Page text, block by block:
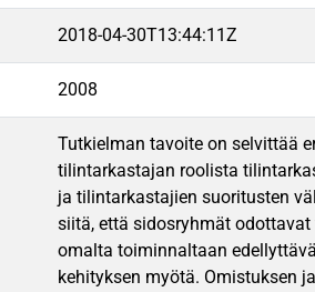
2018-04-30T13:44:11Z
2008
Tutkielman tavoite on selvittää
tilintarkastajan roolista
ja tilintarkastajien suoritusten
siitä, että sidosryhmät
omalta toiminnaltaan
kehityksen myötä. Omistuksen